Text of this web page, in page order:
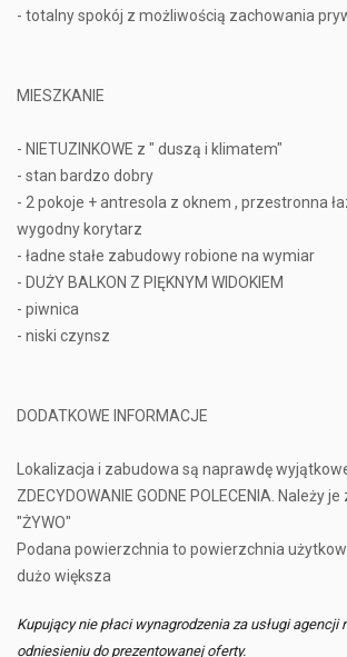
- totalny spokój z możliwością zachowania
MIESZKANIE
- NIETUZINKOWE z " duszą i klimatem"
- stan bardzo dobry
- 2 pokoje + antresola z oknem , przestronna
wygodny korytarz
- ładne stałe zabudowy robione na wymiar
- DUŻY BALKON Z PIĘKNYM WIDOKIEM
- piwnica
- niski czynsz
DODATKOWE INFORMACJE
Lokalizacja i zabudowa są naprawdę
ZDECYDOWANIE GODNE POLECENIA. Należy
"ŻYWO"
Podana powierzchnia to powierzchnia
dużo większa
Kupujący nie płaci wynagrodzenia za usługi agencji
odniesieniu do prezentowanej oferty.